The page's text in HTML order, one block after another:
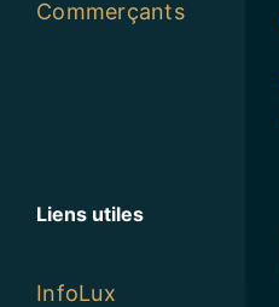
Commerçants
Liens utiles
InfoLux